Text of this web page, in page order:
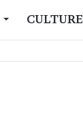
CULTURE